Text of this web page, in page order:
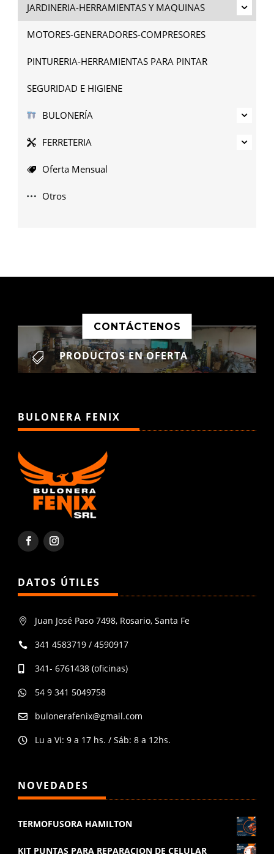
JARDINERIA-HERRAMIENTAS Y MAQUINAS
MOTORES-GENERADORES-COMPRESORES
PINTURERIA-HERRAMIENTAS PARA PINTAR
SEGURIDAD E HIGIENE
BULONERÍA
FERRETERIA
Oferta Mensual
Otros
CONTÁCTENOS
 PRODUCTOS EN OFERTA
BULONERA FENIX
DATOS ÚTILES
 Juan José Paso 7498, Rosario, Santa Fe
 341 4583719 / 4590917
 341- 6761438 (oficinas)
 54 9 341 5049758
 bulonerafenix@gmail.com
 Lu a Vi: 9 a 17 hs. / Sáb: 8 a 12hs.
NOVEDADES
TERMOFUSORA HAMILTON
KIT PUNTAS PARA REPARACION DE CELULAR